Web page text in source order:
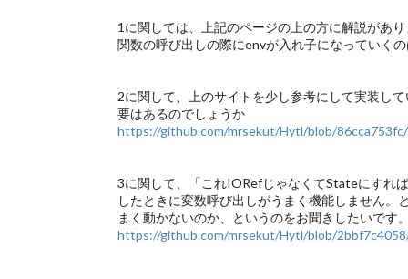
1に関しては、上記のページの上の方に解説があ
関数の呼び出しの際にenvが入れ子になっていく
2に関して、上のサイトを少し参考にして実装し
要はあるのでしょうか
https://github.com/mrsekut/Hytl/blob/86cca753fc/
3に関して、「これIORefじゃなくてStateにすれ
したときに変数呼び出しがうまく機能しません
まく動かないのか、というのをお聞きしたいです
https://github.com/mrsekut/Hytl/blob/